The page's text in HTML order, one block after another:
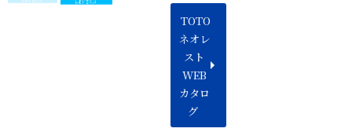
TOTO
ネオレ
スト
WEB
カタロ
グ